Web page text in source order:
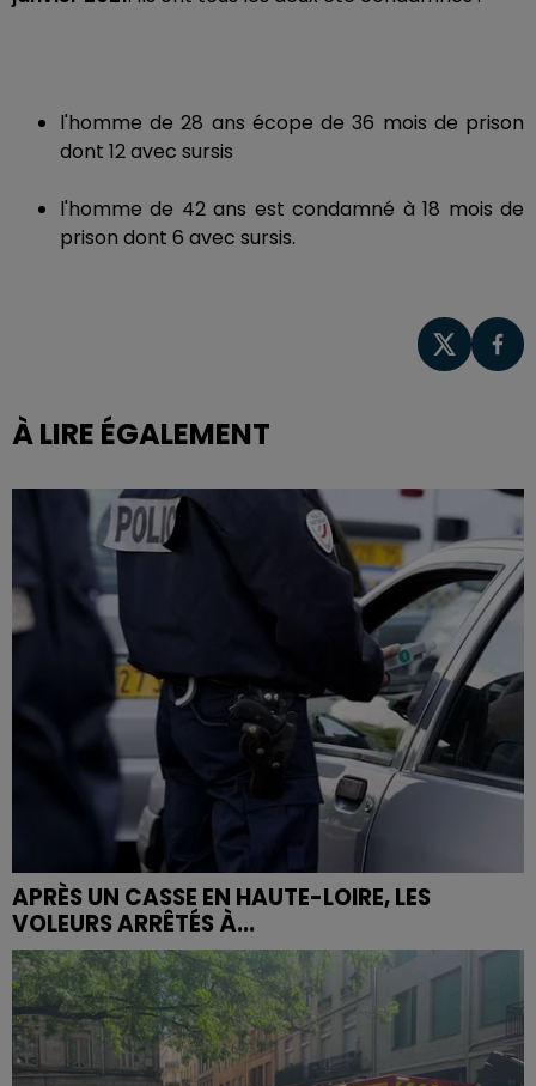
l'homme de 28 ans écope de 36 mois de prison
dont 12 avec sursis
l'homme de 42 ans est condamné à 18 mois de
prison dont 6 avec sursis.
À LIRE ÉGALEMENT
APRÈS UN CASSE EN HAUTE-LOIRE, LES
VOLEURS ARRÊTÉS À...